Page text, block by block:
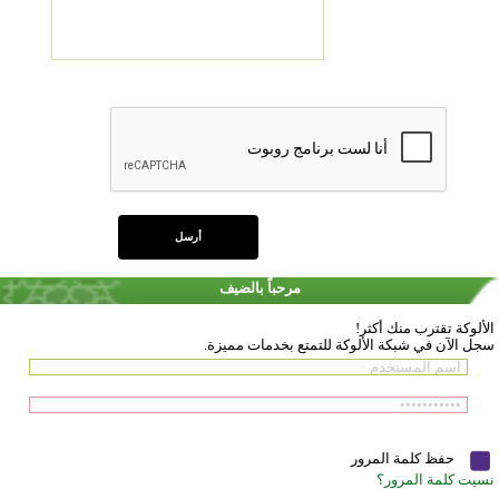
مرحباً بالضيف
الألوكة تقترب منك أكثر!
سجل الآن في شبكة الألوكة للتمتع بخدمات مميزة.
حفظ كلمة المرور
نسيت كلمة المرور؟